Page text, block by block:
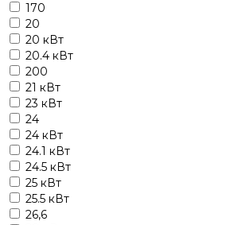
170
20
20 кВт
20.4 кВт
200
21 кВт
23 кВт
24
24 кВт
24.1 кВт
24.5 кВт
25 кВт
25.5 кВт
26,6